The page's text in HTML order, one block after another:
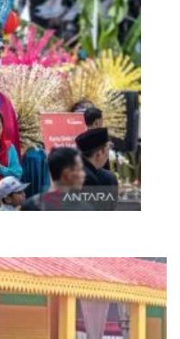
dan kota global